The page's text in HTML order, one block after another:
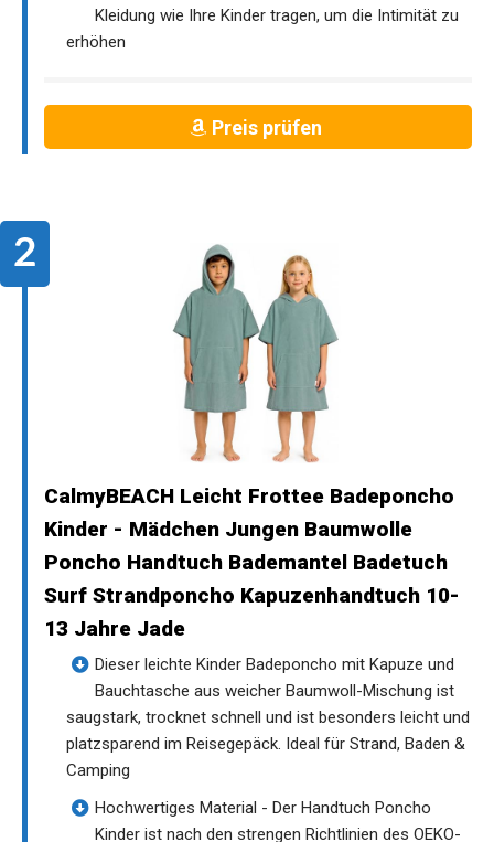
Kleidung wie Ihre Kinder tragen, um die Intimität zu
erhöhen
Preis prüfen
CalmyBEACH Leicht Frottee Badeponcho
Kinder - Mädchen Jungen Baumwolle
Poncho Handtuch Bademantel Badetuch
Surf Strandponcho Kapuzenhandtuch 10-
13 Jahre Jade
Dieser leichte Kinder Badeponcho mit Kapuze und
Bauchtasche aus weicher Baumwoll-Mischung ist
saugstark, trocknet schnell und ist besonders leicht und
platzsparend im Reisegepäck. Ideal für Strand, Baden &
Camping
Hochwertiges Material - Der Handtuch Poncho
Kinder ist nach den strengen Richtlinien des OEKO-